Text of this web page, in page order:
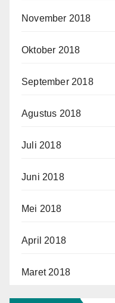
November 2018
Oktober 2018
September 2018
Agustus 2018
Juli 2018
Juni 2018
Mei 2018
April 2018
Maret 2018